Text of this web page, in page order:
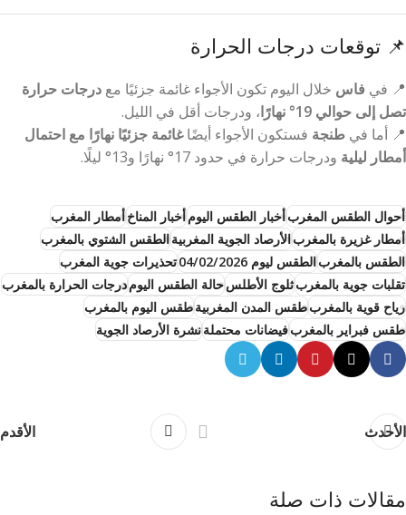
📌 توقعات درجات الحرارة
📍 في فاس خلال اليوم تكون الأجواء غائمة جزئيًا مع درجات حرارة
تصل إلى حوالي 19° نهارًا
، ودرجات أقل في الليل.
📍 أما في طنجة فستكون الأجواء أيضًاغائمة جزئيًا نهارًا مع احتمال
أمطار ليلية ودرجات حرارة في حدود 17° نهارًا و13° ليلًا.
أحوال الطقس المغربأخبار الطقس اليومأخبار المناخأمطار المغرب
أمطار غزيرة بالمغربالأرصاد الجوية المغربيةالطقس الشتوي بالمغرب
الطقس بالمغربالطقس ليوم 04/02/2026
تحذيرات جوية المغرب
تقلبات جوية بالمغربثلوج الأطلسحالة الطقس اليومدرجات الحرارة بالمغرب
رياح قوية بالمغربطقس المدن المغربيةطقس اليوم بالمغرب
طقس فبراير بالمغربفيضانات محتملةنشرة الأرصاد الجوية
الأحدث الأقدم
مقالات ذات صلة